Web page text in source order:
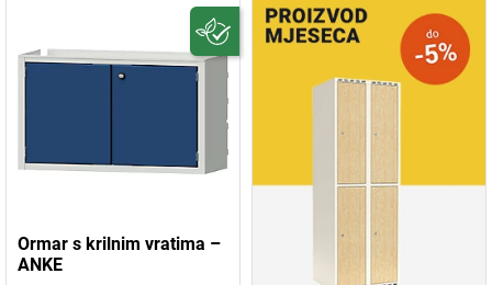
Ormar s krilnim vratima –
ANKE